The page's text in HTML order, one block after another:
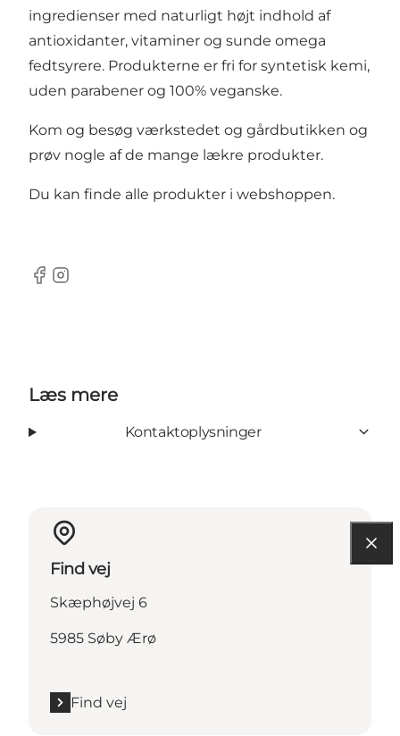
ingredienser med naturligt højt indhold af
antioxidanter, vitaminer og sunde omega
fedtsyrere. Produkterne er fri for syntetisk kemi,
uden parabener og 100% veganske.
Kom og besøg værkstedet og gårdbutikken og
prøv nogle af de mange lækre produkter.
Du kan finde alle produkter i webshoppen.
Facebook
Instagram
Læs mere
Kontaktoplysninger
Find vej
Skæphøjvej 6
5985 Søby Ærø
Find vej